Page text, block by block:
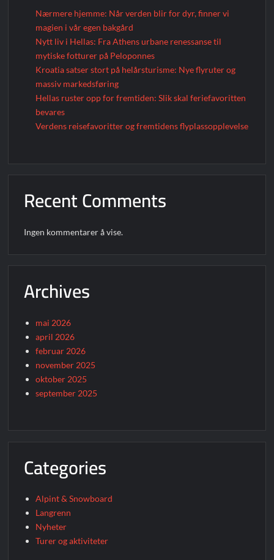
Nærmere hjemme: Når verden blir for dyr, finner vi
magien i vår egen bakgård
Nytt liv i Hellas: Fra Athens urbane renessanse til
mytiske fotturer på Peloponnes
Kroatia satser stort på helårsturisme: Nye flyruter og
massiv markedsføring
Hellas ruster opp for fremtiden: Slik skal feriefavoritten
bevares
Verdens reisefavoritter og fremtidens flyplassopplevelse
Recent Comments
Ingen kommentarer å vise.
Archives
mai 2026
april 2026
februar 2026
november 2025
oktober 2025
september 2025
Categories
Alpint & Snowboard
Langrenn
Nyheter
Turer og aktiviteter